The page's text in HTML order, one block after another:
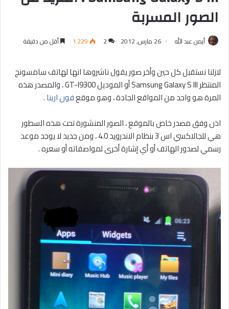
الصور المسربة
أيمن عبد الله 26 مارس, 2012 2 1٬229 أقل من دقيقة
لازلنا نستقبل كل حين وأخر صور يقول ناشروها انها لهاتف سامسونج
المنتظر Samsung Galaxy S III أو الموديل GT-I9300 ، والمصدر هذه
المرة هو واحد من المواقع الجادة ، وهو موقعفون ارينا.
اذن وفق مصدر خاص بالموقع ، الصور المنشورة تحت هذه السطور
هي للجالاكسي اس 3 بنظام الاندرويد 4.0 ، ومن جديد لا يوجد موعد
رسمي لصدور الهاتف أو أي إشارة أخرى لمواصفاته أو سعره .